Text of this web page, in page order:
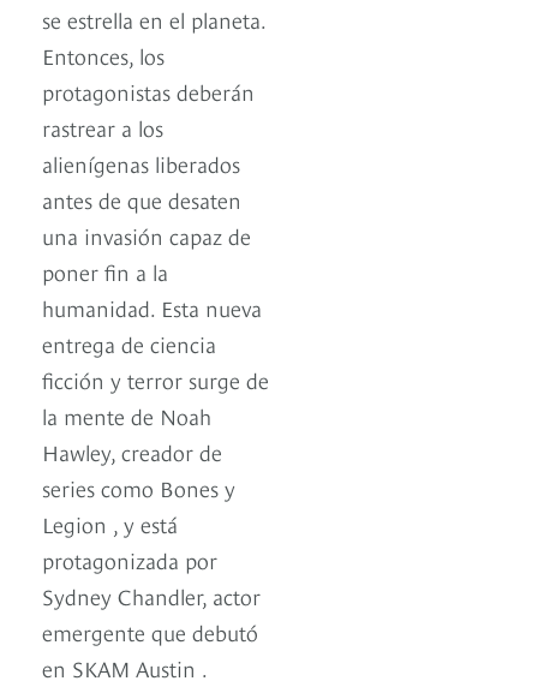
se estrella en el planeta.
Entonces, los
protagonistas deberán
rastrear a los
alienígenas liberados
antes de que desaten
una invasión capaz de
poner fin a la
humanidad. Esta nueva
entrega de ciencia
ficción y terror surge de
la mente de Noah
Hawley, creador de
series como Bones y
Legion , y está
protagonizada por
Sydney Chandler, actor
emergente que debutó
en SKAM Austin .